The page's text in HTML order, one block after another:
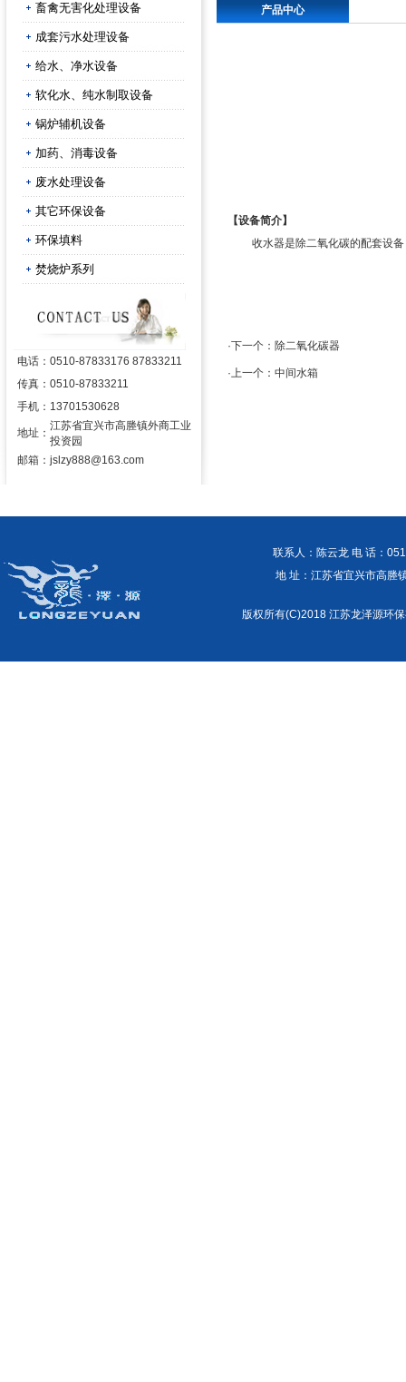
畜禽无害化处理设备
成套污水处理设备
给水、净水设备
软化水、纯水制取设备
锅炉辅机设备
加药、消毒设备
废水处理设备
其它环保设备
环保填料
焚烧炉系列
电话： 0510-87833176 87833211
传真： 0510-87833211
手机： 13701530628
地址：
江苏省宜兴市高塍镇外商工业
投资园
邮箱： jslzy888@163.com
产品中心
【设备简介】
收水器是除二氧化碳的配套设备
·下一个： 除二氧化碳器
·上一个： 中间水箱
联系人：陈云龙 电 话：
地 址：江苏省宜兴市高塍
版权所有(C)2018 江苏龙泽源环